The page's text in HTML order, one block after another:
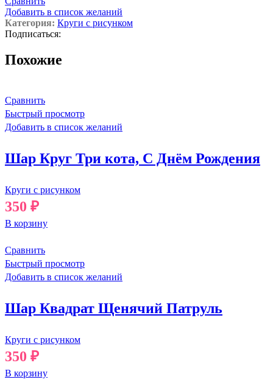
Добавить в список желаний
Категория: Круги с рисунком
Подписаться:
Похожие
Сравнить
Быстрый просмотр
Добавить в список желаний
Шар Круг Три кота, С Днём Рождения
Круги с рисунком
350 ₽
В корзину
Сравнить
Быстрый просмотр
Добавить в список желаний
Шар Квадрат Щенячий Патруль
Круги с рисунком
350 ₽
В корзину